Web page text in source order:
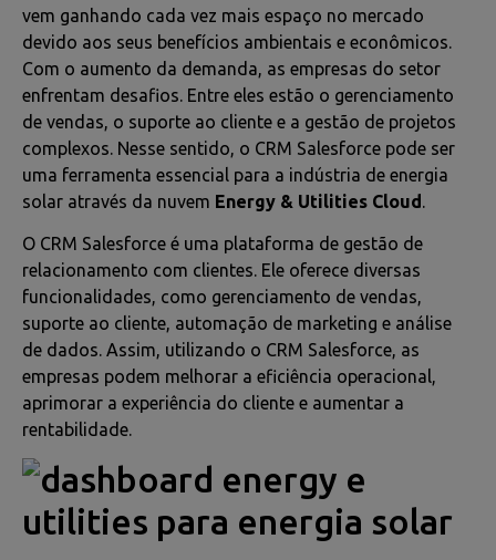
vem ganhando cada vez mais espaço no mercado
devido aos seus benefícios ambientais e econômicos.
Com o aumento da demanda, as empresas do setor
enfrentam desafios. Entre eles estão o gerenciamento
de vendas, o suporte ao cliente e a gestão de projetos
complexos. Nesse sentido, o CRM Salesforce pode ser
uma ferramenta essencial para a indústria de energia
solar através da nuvem Energy & Utilities Cloud
O CRM Salesforce é uma plataforma de gestão de
relacionamento com clientes. Ele oferece diversas
funcionalidades, como gerenciamento de vendas,
suporte ao cliente, automação de marketing e análise
de dados. Assim, utilizando o CRM Salesforce, as
empresas podem melhorar a eficiência operacional,
aprimorar a experiência do cliente e aumentar a
rentabilidade.